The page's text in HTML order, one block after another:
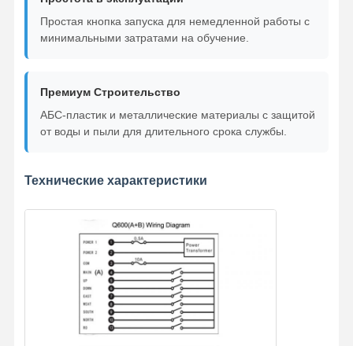
Простая кнопка запуска для немедленной работы с
минимальными затратами на обучение.
Премиум Строительство
АБС-пластик и металлические материалы с защитой
от воды и пыли для длительного срока службы.
Технические характеристики